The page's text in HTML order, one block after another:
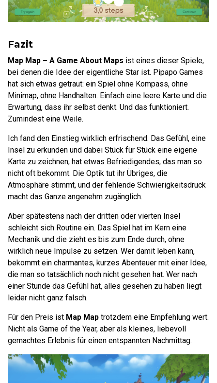
Fazit
Map Map – A Game About Maps ist eines dieser Spiele,
bei denen die Idee der eigentliche Star ist. Pipapo Games
hat sich etwas getraut: ein Spiel ohne Kompass, ohne
Minimap, ohne Handhalten. Einfach eine leere Karte und die
Erwartung, dass ihr selbst denkt. Und das funktioniert.
Zumindest eine Weile.
Ich fand den Einstieg wirklich erfrischend. Das Gefühl, eine
Insel zu erkunden und dabei Stück für Stück eine eigene
Karte zu zeichnen, hat etwas Befriedigendes, das man so
nicht oft bekommt. Die Optik tut ihr Übriges, die
Atmosphäre stimmt, und der fehlende Schwierigkeitsdruck
macht das Ganze angenehm zugänglich.
Aber spätestens nach der dritten oder vierten Insel
schleicht sich Routine ein. Das Spiel hat im Kern eine
Mechanik und die zieht es bis zum Ende durch, ohne
wirklich neue Impulse zu setzen. Wer damit leben kann,
bekommt ein charmantes, kurzes Abenteuer mit einer Idee,
die man so tatsächlich noch nicht gesehen hat. Wer nach
einer Stunde das Gefühl hat, alles gesehen zu haben liegt
leider nicht ganz falsch.
Für den Preis ist Map Map trotzdem eine Empfehlung wert.
Nicht als Game of the Year, aber als kleines, liebevoll
gemachtes Erlebnis für einen entspannten Nachmittag.